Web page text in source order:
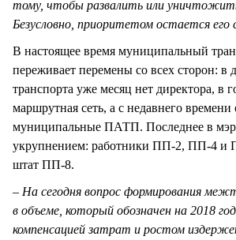
тому, чтобы развалить или
Безусловно, приоритетом остается его
В настоящее время муниципальный
переживает перемены со всех сторон: в
транспорта уже месяц нет директора, в
маршрутная сеть, а с недавнего
муниципальные ПАТП. Последнее в
укрупнением: работники ПП-2, ПП-4 и
штат ПП-8.
– На сегодня вопрос формирования
в объеме, который обозначен на 2018
компенсацией затрат и ростом